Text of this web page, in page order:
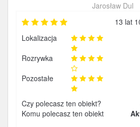
Jarosław Dul
13 lat
Lokalizacja
Rozrywka
Pozostałe
Czy polecasz ten obiekt?
Komu polecasz ten obiekt